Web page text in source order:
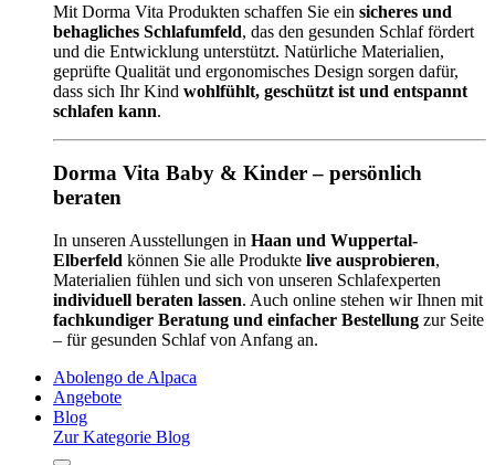
Mit Dorma Vita Produkten schaffen Sie ein sicheres und
behagliches Schlafumfeld, das den gesunden Schlaf fördert
und die Entwicklung unterstützt. Natürliche Materialien,
geprüfte Qualität und ergonomisches Design sorgen dafür,
dass sich Ihr Kind wohlfühlt, geschützt ist und entspannt
schlafen kann.
Dorma Vita Baby & Kinder – persönlich
beraten
In unseren Ausstellungen in Haan und Wuppertal-
Elberfeld können Sie alle Produkte live ausprobieren,
Materialien fühlen und sich von unseren Schlafexperten
individuell beraten lassen. Auch online stehen wir Ihnen mit
fachkundiger Beratung und einfacher Bestellung zur Seite
– für gesunden Schlaf von Anfang an.
Abolengo de Alpaca
Angebote
Blog
Zur Kategorie Blog